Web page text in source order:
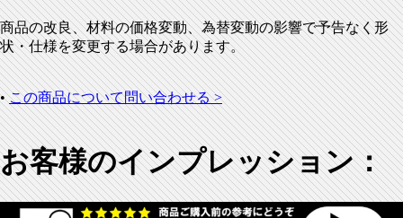
商品の改良、材料の価格変動、為替変動の影響で予告なく形
状・仕様を変更する場合があります。
•この商品について問い合わせる >
お客様のインプレッション：